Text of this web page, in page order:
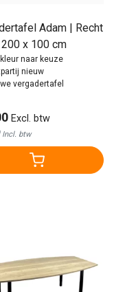
Adam | Recht
x 100 cm
naar keuze
nieuw
vergadertafel
Excl. btw
Incl. btw